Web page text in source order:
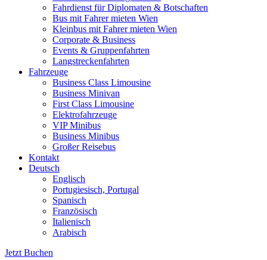
Fahrdienst für Diplomaten & Botschaften
Bus mit Fahrer mieten Wien
Kleinbus mit Fahrer mieten Wien
Corporate & Business
Events & Gruppenfahrten
Langstreckenfahrten
Fahrzeuge
Business Class Limousine
Business Minivan
First Class Limousine
Elektrofahrzeuge
VIP Minibus
Business Minibus
Großer Reisebus
Kontakt
Deutsch
Englisch
Portugiesisch, Portugal
Spanisch
Französisch
Italienisch
Arabisch
Jetzt Buchen